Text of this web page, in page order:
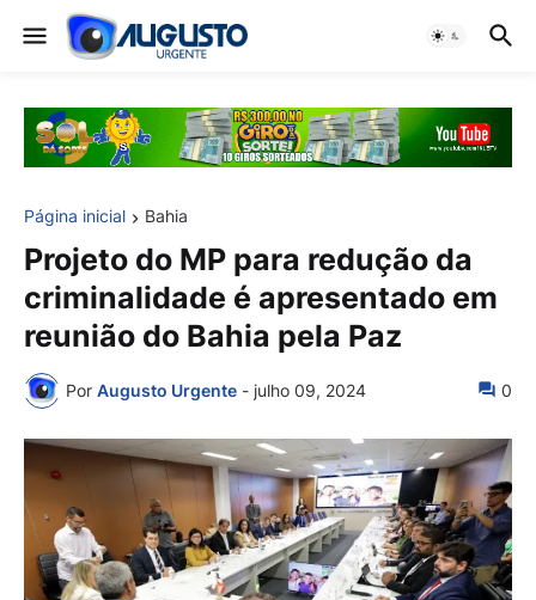
Página inicial Bahia
Projeto do MP para redução da
criminalidade é apresentado em
reunião do Bahia pela Paz
Por Augusto Urgente - julho 09, 2024 0